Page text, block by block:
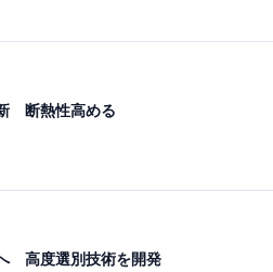
断熱性高める
高度選別技術を開発